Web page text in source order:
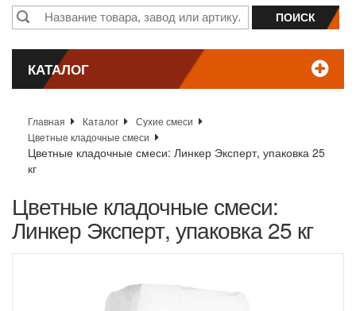
КАТАЛОГ
Главная Каталог
Сухие смеси
Цветные кладочные смеси
Цветные кладочные смеси: Линкер Эксперт, упаковка 25
кг
Цветные кладочные смеси:
Линкер Эксперт, упаковка 25 кг